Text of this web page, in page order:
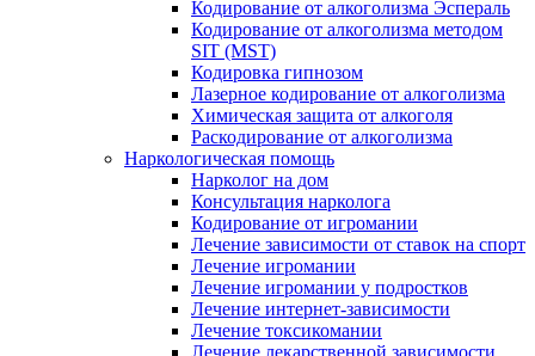
Кодирование от алкоголизма Эспераль
Кодирование от алкоголизма методом
SIT (MST)
Кодировка гипнозом
Лазерное кодирование от алкоголизма
Химическая защита от алкоголя
Раскодирование от алкоголизма
Наркологическая помощь
Нарколог на дом
Консультация нарколога
Кодирование от игромании
Лечение зависимости от ставок на спорт
Лечение игромании
Лечение игромании у подростков
Лечение интернет-зависимости
Лечение токсикомании
Лечение лекарственной зависимости